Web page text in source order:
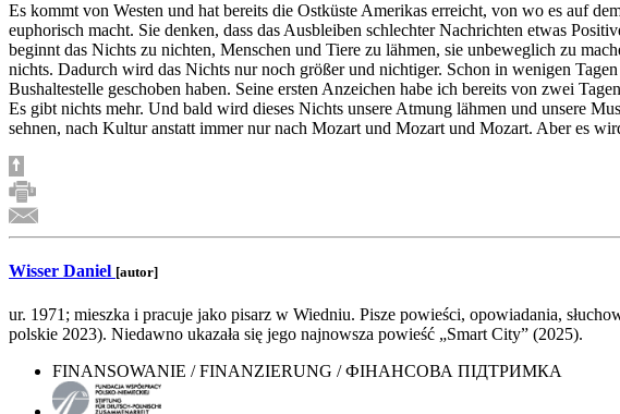
Es kommt von Westen und hat bereits die Ostküste Amerikas erreicht, von wo es auf
euphorisch macht. Sie denken, dass das Ausbleiben schlechter Nachrichten etwas
beginnt das Nichts zu nichten, Menschen und Tiere zu lähmen, sie unbeweglich zu
nichts. Dadurch wird das Nichts nur noch größer und nichtiger. Schon in wenigen
Bushaltestelle geschoben haben. Seine ersten Anzeichen habe ich bereits von zwei
Es gibt nichts mehr. Und bald wird dieses Nichts unsere Atmung lähmen und unsere
sehnen, nach Kultur anstatt immer nur nach Mozart und Mozart und Mozart. Aber es
Wisser Daniel [autor]
ur. 1971; mieszka i pracuje jako pisarz w Wiedniu. Pisze powieści, opowiadania,
polskie 2023). Niedawno ukazała się jego najnowsza powieść „Smart City” (2025).
FINANSOWANIE / FINANZIERUNG / ФІНАНСОВА ПІДТРИМКА